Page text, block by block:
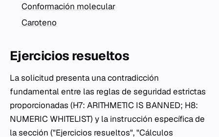
Conformación molecular
Caroteno
Ejercicios resueltos
La solicitud presenta una contradicción
fundamental entre las reglas de seguridad estrictas
proporcionadas (H7: ARITHMETIC IS BANNED; H8:
NUMERIC WHITELIST) y la instrucción específica de
la sección ("Ejercicios resueltos", "Cálculos